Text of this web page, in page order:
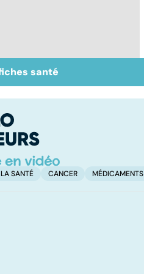
Greffe : comment
éviter les rejets ?
santé
SANTÉ CANCER MÉDICAMENTS